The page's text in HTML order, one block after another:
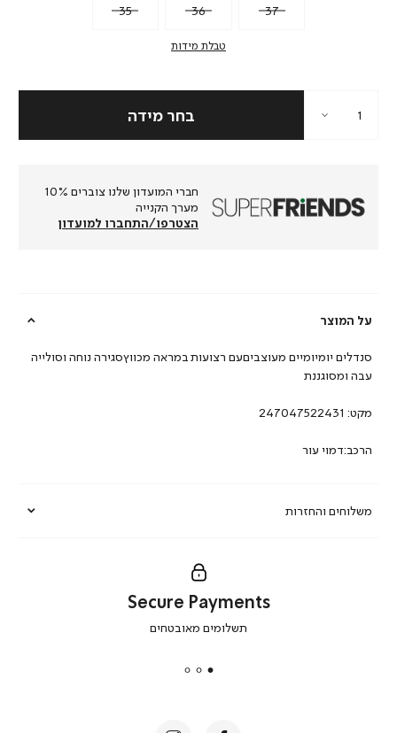
35 36 37
טבלת מידות
חברי המועדון שלנו צוברים 10%
מערך הקנייה
הצטרפו/התחברו למועדון
על המוצר
משלוחים והחזרות
סנדלים יומיומיים מעוצביםעם רצועות במראה מכווץסגירה נוחה וסולייה
עבה ומסוגננת
מקט: 247047522431
הרכב:דמוי עור
secure
|
Secure Payments
תשלומים מאובטחים